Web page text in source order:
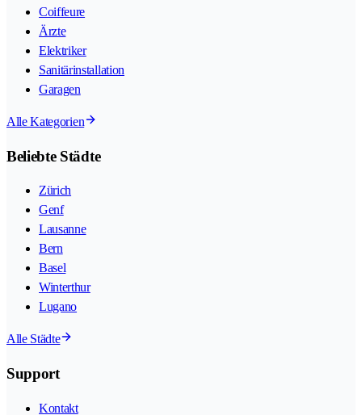
Coiffeure
Ärzte
Elektriker
Sanitärinstallation
Garagen
Alle Kategorien
Beliebte Städte
Zürich
Genf
Lausanne
Bern
Basel
Winterthur
Lugano
Alle Städte
Support
Kontakt